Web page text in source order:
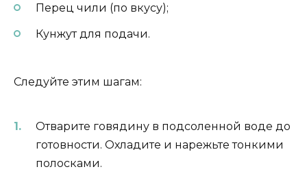
Перец чили (по вкусу);
Кунжут для подачи.
Следуйте этим шагам:
Отварите говядину в подсоленной воде до
готовности. Охладите и нарежьте тонкими
полосками.